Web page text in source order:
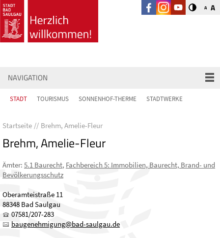
A A
NAVIGATION
STADT TOURISMUS SONNENHOF-THERME STADTWERKE
Startseite Brehm, Amelie-Fleur
Brehm, Amelie-Fleur
Ämter: 5.1 Baurecht, Fachbereich 5: Immobilien, Baurecht, Brand- und
Bevölkerungsschutz
Oberamteistraße 11
88348 Bad Saulgau
07581/207-283
baugenehmigung@bad-saulgau.de